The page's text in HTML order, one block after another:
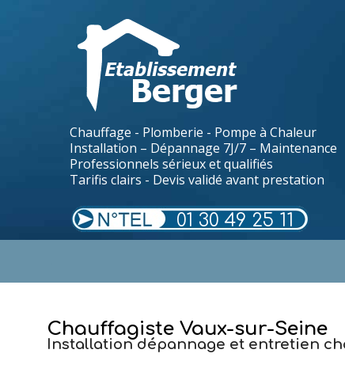
Chauffage - Plomberie - Pompe à Chaleur
Installation – Dépannage 7J/7 – Maintenance
Professionnels sérieux et qualifiés
Tarifis clairs - Devis validé avant prestation
01 30 49 25 11
Chauffagiste Vaux-sur-Seine
Installation dépannage et entretien